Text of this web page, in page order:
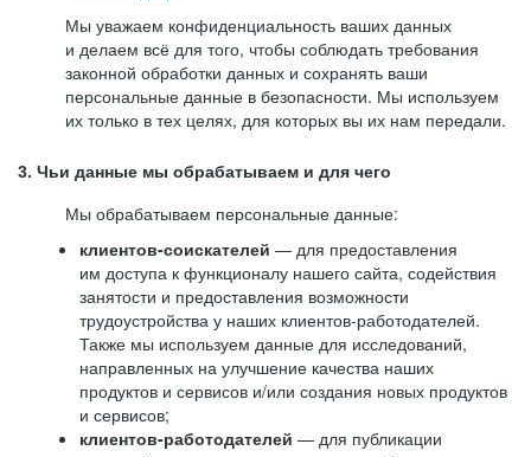
Мы уважаем конфиденциальность ваших данных
и делаем всё для того, чтобы соблюдать требования
законной обработки данных и сохранять ваши
персональные данные в безопасности. Мы используем
их только в тех целях, для которых вы их нам передали.
3. Чьи данные мы обрабатываем и для чего
Мы обрабатываем персональные данные:
клиентов-соискателей — для предоставления
им доступа к функционалу нашего сайта, содействия
занятости и предоставления возможности
трудоустройства у наших клиентов-работодателей.
Также мы используем данные для исследований,
направленных на улучшение качества наших
продуктов и сервисов и/или создания новых продуктов
и сервисов;
клиентов-работодателей — для публикации